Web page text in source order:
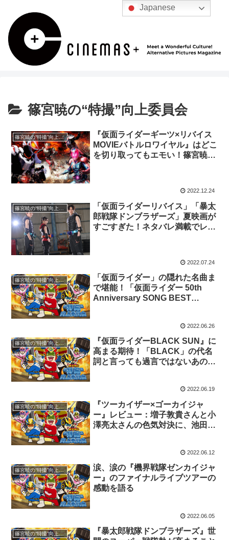
篠宮暁の“特撮”向上委員会
篠宮暁の“特撮”向上委員会
『仮面ライダーギーツ×リバイス
MOVIEバトルロワイヤル』はどこ
を切り取ってもエモい！篠宮暁が
2022.12.24
篠宮暁の“特撮”向上委員会
「仮面ライダーリバイス」「暴太
郎戦隊ドンブラザーズ」夏映画が
すごすぎた！ネタバレ満載でレビ
2022.07.24
篠宮暁の“特撮”向上委員会
「仮面ライダー」の隠れた名曲ま
で堪能！「仮面ライダー 50th
Anniversary SONG BEST
2022.06.26
篠宮暁の“特撮”向上委員会
『仮面ライダーBLACK SUN』に
高まる期待！「BLACK」の代名
詞と言っても過言ではないあのシ
2022.06.19
篠宮暁の“特撮”向上委員会
『ツーカイザー×ゴーカイジャ
ー』レビュー：増子敦貴さんと小
澤亮太さんの色気対決に、池田純
2022.06.12
篠宮暁の“特撮”向上委員会
涙、涙の『機界戦隊ゼンカイジャ
ー』のファイナルライブツアーの
感動を語る
2022.06.05
篠宮暁の“特撮”向上委員会
『暴太郎戦隊ドンブラザーズ』世
Japanese